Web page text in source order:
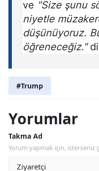
ve "Size şunu
niyetle
düşünüyoruz.
öğreneceğiz."
#Trump
Yorumlar
Takma Ad
Yorum yapmak için, isterseniz